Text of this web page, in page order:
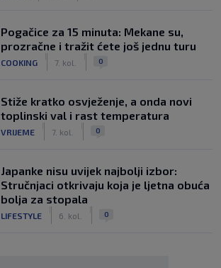
Pogačice za 15 minuta: Mekane su,
prozračne i tražit ćete još jednu turu
COOKING 7. kol. 0
Stiže kratko osvježenje, a onda novi
toplinski val i rast temperatura
VRIJEME 7. kol. 0
Japanke nisu uvijek najbolji izbor:
Stručnjaci otkrivaju koja je ljetna obuća
bolja za stopala
LIFESTYLE 6. kol. 0